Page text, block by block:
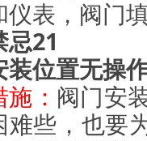
仪表，阀门
忌21
装位置无操
： 阀门安
难些，也要